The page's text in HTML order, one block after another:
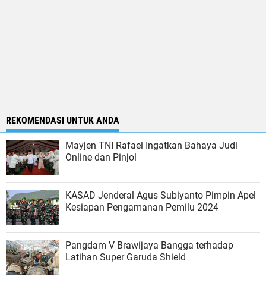
REKOMENDASI UNTUK ANDA
Mayjen TNI Rafael Ingatkan Bahaya Judi
Online dan Pinjol
KASAD Jenderal Agus Subiyanto Pimpin Apel
Kesiapan Pengamanan Pemilu 2024
Pangdam V Brawijaya Bangga terhadap
Latihan Super Garuda Shield